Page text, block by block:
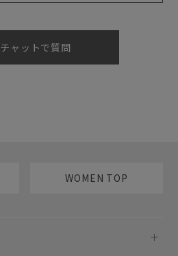
チャットで質問
WOMEN TOP